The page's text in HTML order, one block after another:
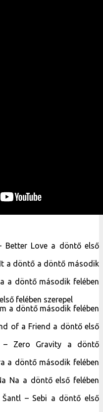
Better Love a döntő első
a döntő a döntő második
a döntő második felében
felében szerepel
a döntő második felében
of a Friend a döntő első
– Zero Gravity a döntő
a döntő második felében
Na a döntő első felében
Šantl – Sebi a döntő első